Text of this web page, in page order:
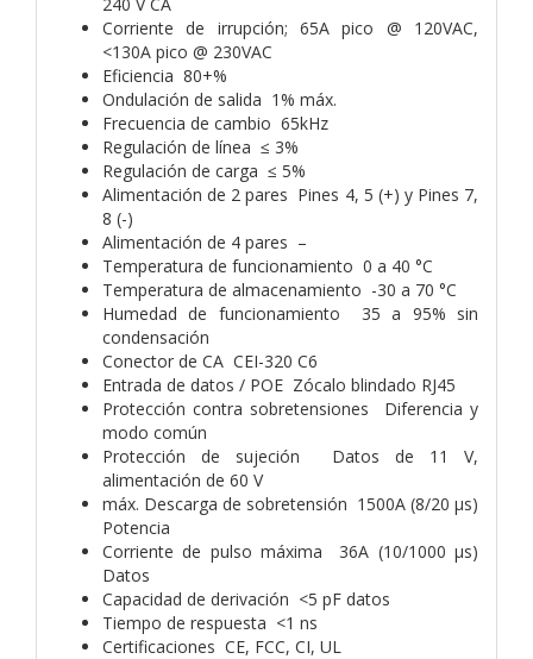
Corriente de irrupción; 65A pico @ 120VAC,
<130A pico @ 230VAC
Eficiencia 80+%
Ondulación de salida 1% máx.
Frecuencia de cambio 65kHz
Regulación de línea ≤ 3%
Regulación de carga ≤ 5%
Alimentación de 2 pares Pines 4, 5 (+) y Pines 7,
8 (-)
Alimentación de 4 pares –
Temperatura de funcionamiento 0 a 40 °C
Temperatura de almacenamiento -30 a 70 °C
Humedad de funcionamiento 35 a 95% sin
condensación
Conector de CA CEI-320 C6
Entrada de datos / POE Zócalo blindado RJ45
Protección contra sobretensiones Diferencia y
modo común
Protección de sujeción Datos de 11 V,
alimentación de 60 V
máx. Descarga de sobretensión 1500A (8/20 μs)
Potencia
Corriente de pulso máxima 36A (10/1000 μs)
Datos
Capacidad de derivación <5 pF datos
Tiempo de respuesta <1 ns
Certificaciones CE, FCC, CI, UL